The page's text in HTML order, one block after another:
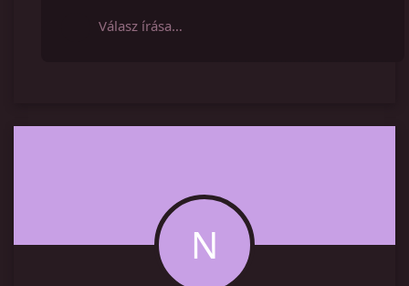
Válasz írása…
N